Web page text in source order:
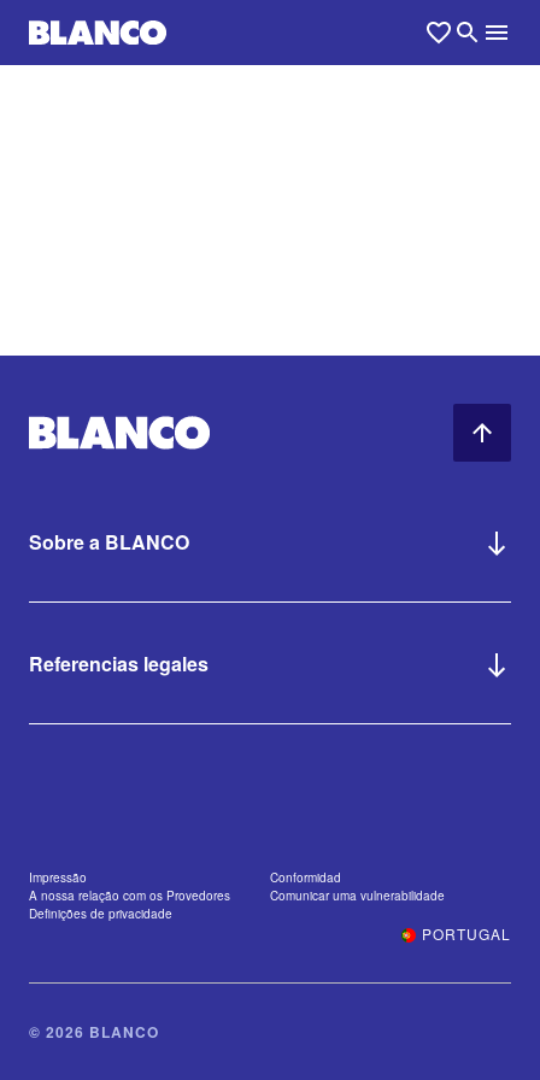
Sobre a BLANCO
Referencias legales
Impressão
Conformidad
A nossa relação com os Provedores
Comunicar uma vulnerabilidade
Definições de privacidade
PORTUGAL
© 2026 BLANCO